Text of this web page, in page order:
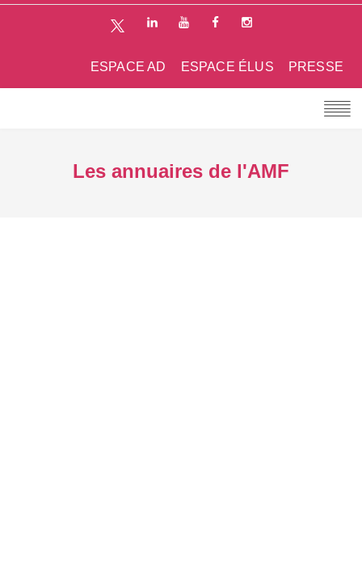
PRESSE
ESPACE ÉLUS
ESPACE AD
Les annuaires de l'AMF